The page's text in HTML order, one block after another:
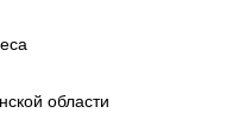
области